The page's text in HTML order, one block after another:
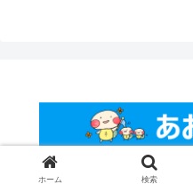
© 2025
ホーム 検索